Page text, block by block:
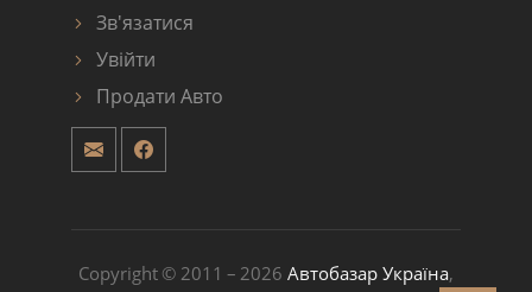
Зв'язатися
Увійти
Продати Авто
Copyright © 2011 – 2026 Автобазар Україна,